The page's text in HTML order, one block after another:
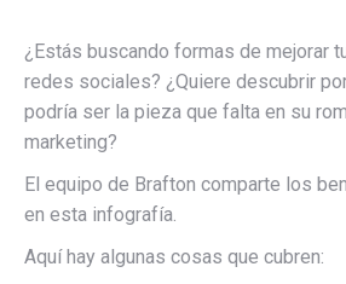
¿Estás buscando formas de mejorar
redes sociales? ¿Quiere descubrir
podría ser la pieza que falta en su
marketing?
El equipo de Brafton comparte los
en esta infografía.
Aquí hay algunas cosas que cubren: